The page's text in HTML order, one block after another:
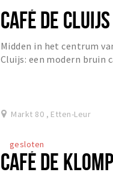
CAFÉ DE CLUIJS
Midden in het centrum
Cluijs: een modern bruin
Markt 80 , Etten-Leur
gesloten
CAFÉ DE KLOMP